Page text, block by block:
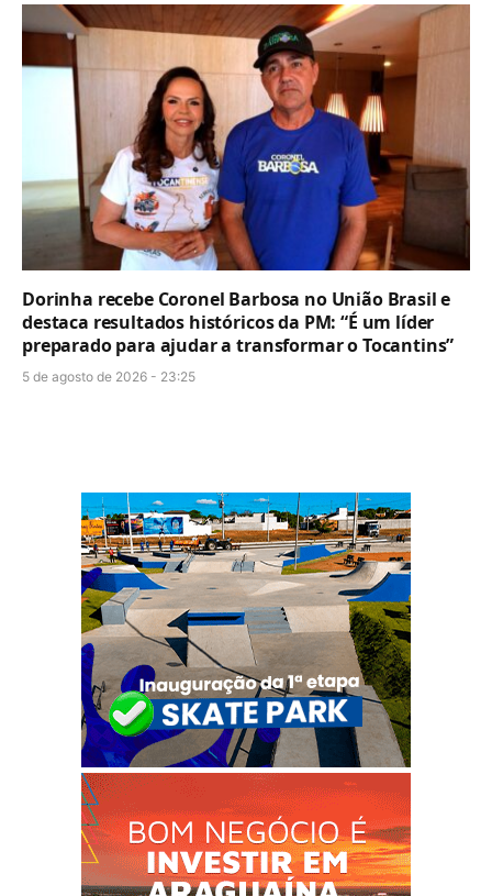
Dorinha recebe Coronel Barbosa no União Brasil e
destaca resultados históricos da PM: “É um líder
preparado para ajudar a transformar o Tocantins”
5 de agosto de 2026 - 23:25